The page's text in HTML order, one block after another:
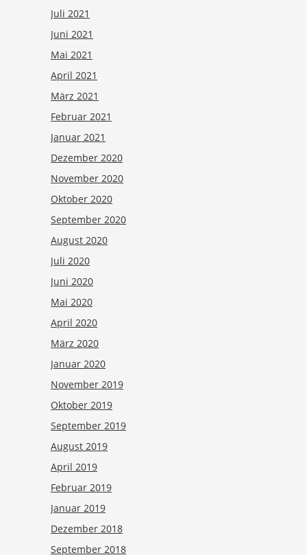
Juli 2021
Juni 2021
Mai 2021
April 2021
März 2021
Februar 2021
Januar 2021
Dezember 2020
November 2020
Oktober 2020
September 2020
August 2020
Juli 2020
Juni 2020
Mai 2020
April 2020
März 2020
Januar 2020
November 2019
Oktober 2019
September 2019
August 2019
April 2019
Februar 2019
Januar 2019
Dezember 2018
September 2018